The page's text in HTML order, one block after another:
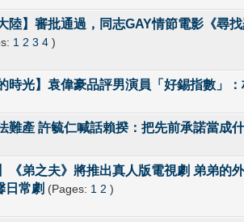
陸】審批通過，同志GAY情節電影《尋
1 2 3 4 )
- 0 out of 5 in Average
時光】袁偉豪品評男演員「好錫指數」
- 0 out of 5 in Average
12345
難產 許毓仁喊話賴揆：把先前承諾當成
- 0 out of 5 in Average
12345
《弟之夫》將推出真人版電視劇 弟弟的
日常劇 (Pages: 1 2 )
- 0 out of 5 in Average
12345